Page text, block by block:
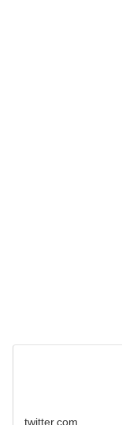
twitter.com